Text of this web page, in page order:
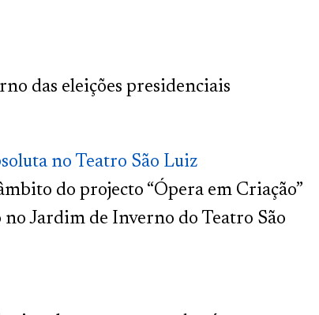
das eleições presidenciais
no Teatro São Luiz
do projecto “Ópera em Criação”
no Jardim de Inverno do Teatro São